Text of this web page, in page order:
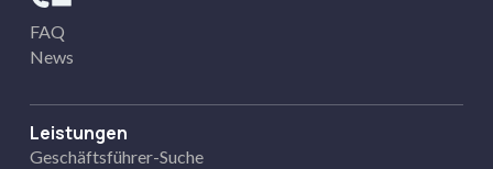
FAQ
News
Leistungen
Geschäftsführer-Suche